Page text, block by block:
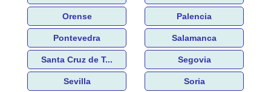
Orense Palencia
Pontevedra Salamanca
Santa Cruz de T... Segovia
Sevilla Soria